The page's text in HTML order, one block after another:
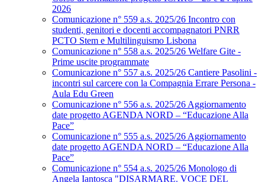
2026
Comunicazione n° 559 a.s. 2025/26 Incontro con
studenti, genitori e docenti accompagnatori PNRR
PCTO Stem e Multilinguismo Lisbona
Comunicazione n° 558 a.s. 2025/26 Welfare Gite -
Prime uscite programmate
Comunicazione n° 557 a.s. 2025/26 Cantiere Pasolini -
incontri sul carcere con la Compagnia Errare Persona -
Aula Edu Green
Comunicazione n° 556 a.s. 2025/26 Aggiornamento
date progetto AGENDA NORD – “Educazione Alla
Pace”
Comunicazione n° 555 a.s. 2025/26 Aggiornamento
date progetto AGENDA NORD – “Educazione Alla
Pace”
Comunicazione n° 554 a.s. 2025/26 Monologo di
Angela Iantosca "DISARMARE. VOCE DEL